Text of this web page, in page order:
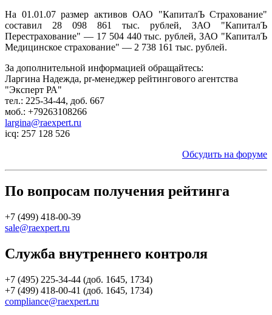
На 01.01.07 размер активов ОАО "КапиталЪ Страхование"
составил 28 098 861 тыс. рублей, ЗАО "КапиталЪ
Перестрахование" — 17 504 440 тыс. рублей, ЗАО "КапиталЪ
Медицинское страхование" — 2 738 161 тыс. рублей.
За дополнительной информацией обращайтесь:
Ларгина Надежда, pr-менеджер рейтингового агентства
"Эксперт РА"
тел.: 225-34-44, доб. 667
моб.: +79263108266
largina@raexpert.ru
icq: 257 128 526
Обсудить на форуме
По вопросам получения рейтинга
+7 (499) 418-00-39
sale@raexpert.ru
Служба внутреннего контроля
+7 (495) 225-34-44 (доб. 1645, 1734)
+7 (499) 418-00-41 (доб. 1645, 1734)
compliance@raexpert.ru